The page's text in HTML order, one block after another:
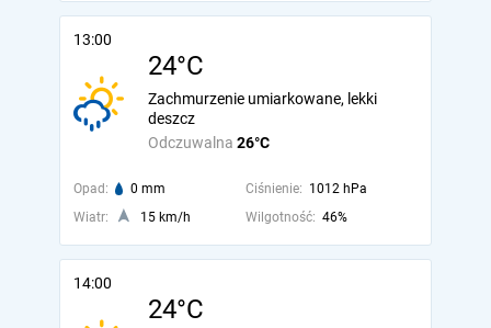
13:00
24°C
Odczuwalna 26°C
Zachmurzenie umiarkowane, lekki
deszcz
Opad: 0 mm Ciśnienie: 1012 hPa
Wiatr:
15 km/h Wilgotność: 46%
14:00
24°C